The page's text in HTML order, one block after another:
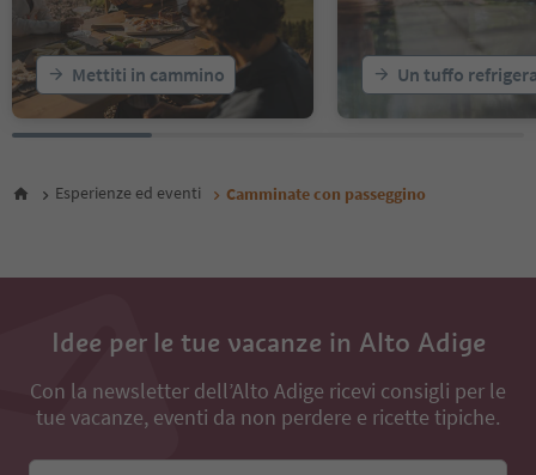
Mettiti in cammino Un tuffo
Esperienze ed eventi Camminate con passeggino
Idee per le tue vacanze in Alto Adige
Con la newsletter dell’Alto Adige ricevi consigli per le
tue vacanze, eventi da non perdere e ricette tipiche.